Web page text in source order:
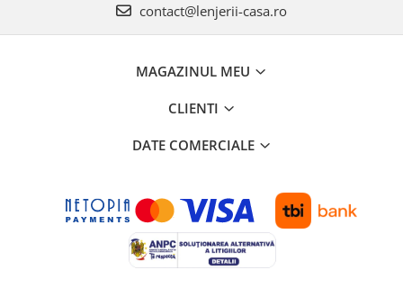
contact@lenjerii-casa.ro
MAGAZINUL MEU
CLIENTI
DATE COMERCIALE